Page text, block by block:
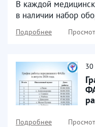
В каждой
в наличии набор
Подробнее
30
Подробнее